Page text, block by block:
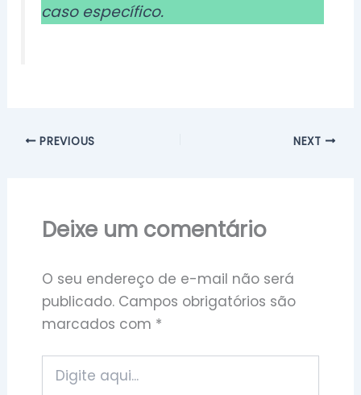
caso específico.
PREVIOUS NEXT
Deixe um comentário
O seu endereço de e-mail não será
publicado. Campos obrigatórios são
marcados com *
aqui...